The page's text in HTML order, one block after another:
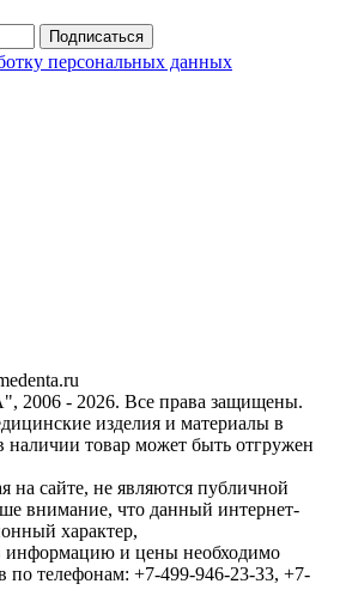
персональных данных
- 2026. Все права защищены.
изделия и материалы в
товар может быть отгружен
на сайте, не являются публичной
внимание, что данный интернет-
характер,
информацию и цены необходимо
по телефонам: +7-499-946-23-33, +7-